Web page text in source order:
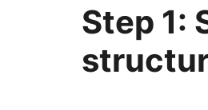
Step 1: